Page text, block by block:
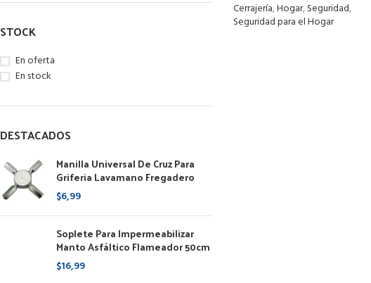
STOCK
En oferta
En stock
DESTACADOS
Manilla Universal De Cruz Para
Griferia Lavamano Fregadero
$6,99
Soplete Para Impermeabilizar
Manto Asfáltico Flameador 50cm
$16,99
Cerrajería,Hogar,Seguridad,
Seguridad para el Hogar